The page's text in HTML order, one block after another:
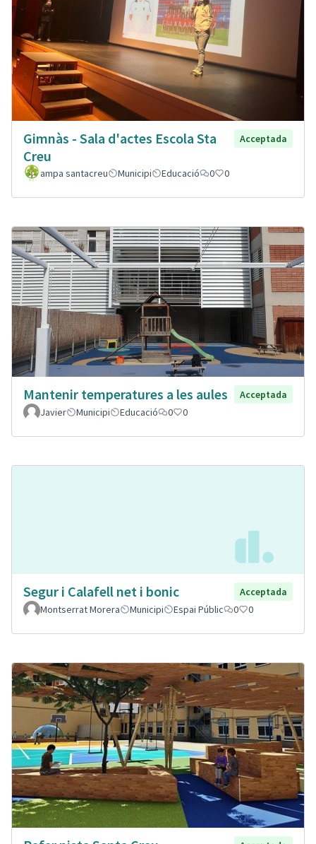
Gimnàs - Sala d'actes Escola Sta
Creu
Acceptada
ampa santacreu Municipi Educació 0 0
Mantenir temperatures a les aules
Acceptada
Javier
Municipi Educació 0 0
Segur i Calafell net i bonic
Acceptada
Montserrat Morera
Municipi Espai Públic 0 0